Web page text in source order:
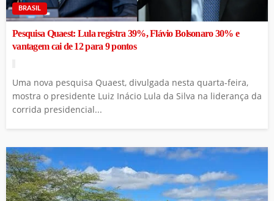
BRASIL
Pesquisa Quaest: Lula registra 39%, Flávio Bolsonaro 30% e
vantagem cai de 12 para 9 pontos
Uma nova pesquisa Quaest, divulgada nesta quarta-feira,
mostra o presidente Luiz Inácio Lula da Silva na liderança da
corrida presidencial...